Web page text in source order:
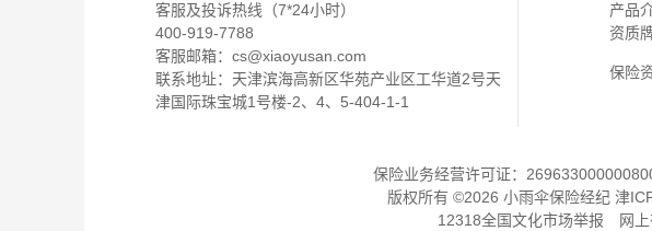
客服及投诉热线（7*24小时）
400-919-7788
客服邮箱： cs@xiaoyusan.com
联系地址：天津滨海高新区华苑产业区工华道2号天
津国际珠宝城1号楼-2、4、5-404-1-1
产品
资质
保险
保险业务经营许可证：
版权所有 ©2026 小雨伞保险经纪 津
12318全国文化市场举报
网